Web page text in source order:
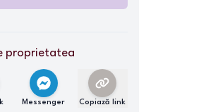
proprietatea
Messenger Copiază link